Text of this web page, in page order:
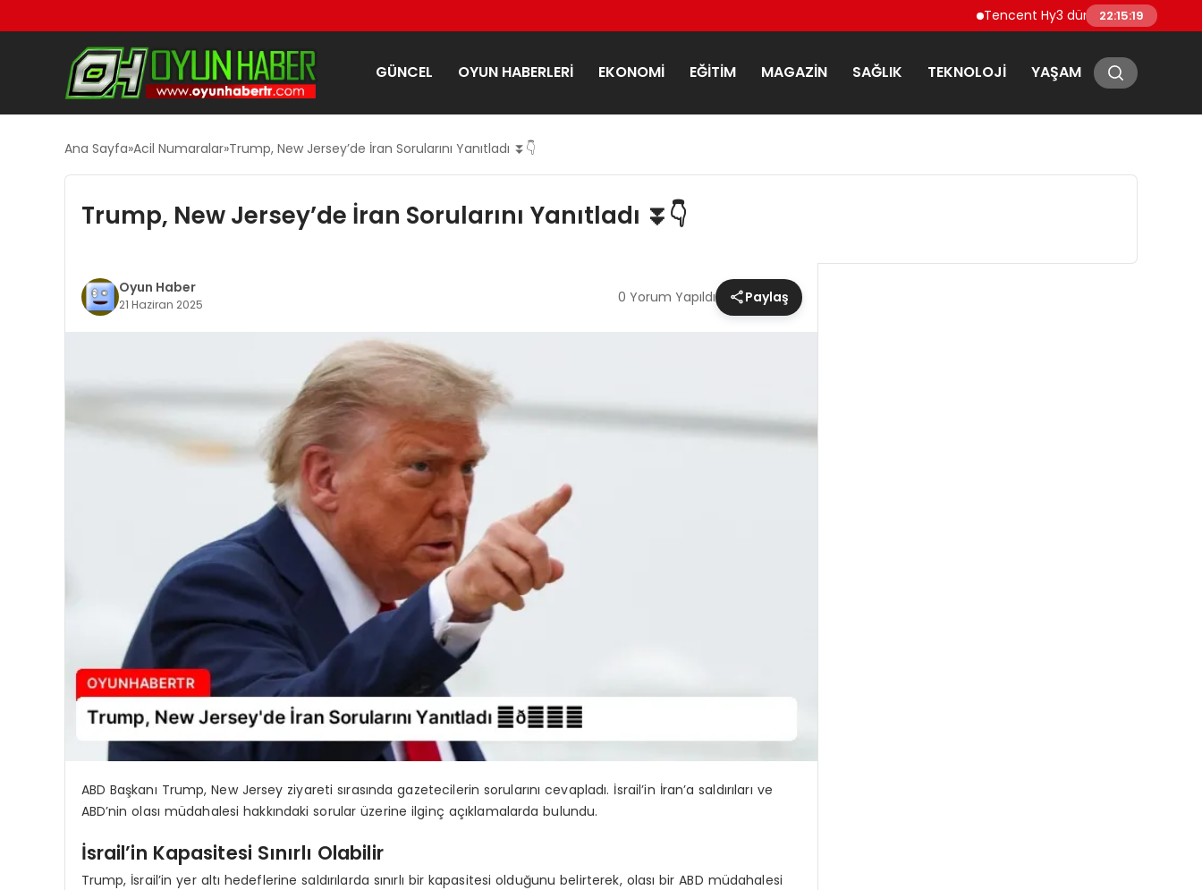
Tencent Hy3 dünya genelinde
22:15:20
GÜNCEL OYUN HABERLERI EKONOMI EĞITIM MAGAZIN SAĞLIK TEKNOLOJI YAŞAM
Ana Sayfa Acil Numaralar Trump, New Jersey’de İran Sorularını Yanıtladı ⏬👇
Trump, New Jersey’de İran Sorularını Yanıtladı ⏬👇
Oyun Haber
21 Haziran 2025 0 Yorum Yapıldı Paylaş
ABD Başkanı Trump, New Jersey ziyareti sırasında gazetecilerin sorularını cevapladı. İsrail’in İran’a saldırıları ve
ABD’nin olası müdahalesi hakkındaki sorular üzerine ilginç açıklamalarda bulundu.
İsrail’in Kapasitesi Sınırlı Olabilir
Trump, İsrail’in yer altı hedeflerine saldırılarda sınırlı bir kapasitesi olduğunu belirterek, olası bir ABD müdahalesi